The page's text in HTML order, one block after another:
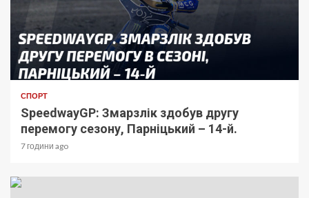
СПОРТ
SpeedwayGP: Змарзлік здобув другу
перемогу сезону, Парніцький – 14-й.
7 години ago